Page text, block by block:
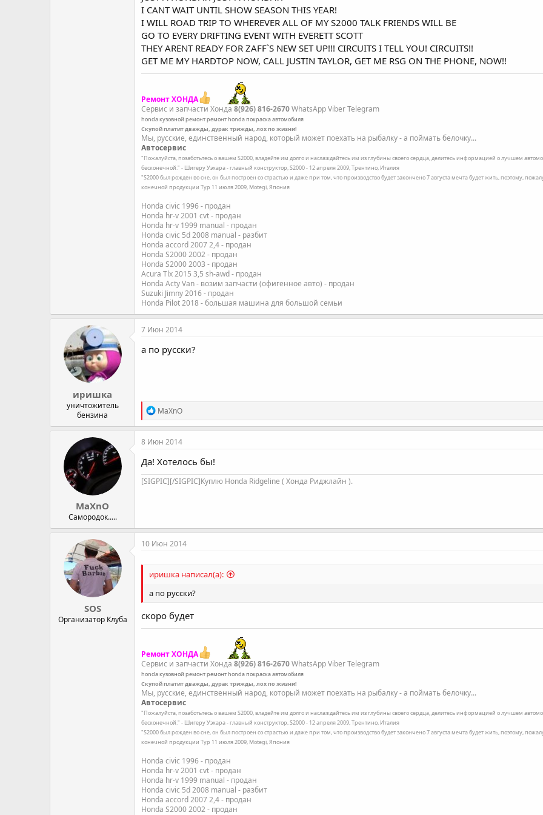
I CANT WAIT UNTIL SHOW SEASON THIS YEAR!
I WILL ROAD TRIP TO WHEREVER ALL OF MY S2000 TALK FRIENDS WILL BE
GO TO EVERY DRIFTING EVENT WITH EVERETT SCOTT
THEY ARENT READY FOR ZAFF`S NEW SET UP!!! CIRCUITS I TELL YOU! CIRCUITS!!
GET ME MY HARDTOP NOW, CALL JUSTIN TAYLOR, GET ME RSG ON THE PHONE, NOW!!
Ремонт ХОНДА
Сервис и запчасти Хонда 8(926) 816-2670WhatsApp Viber Telegram
hondaкузовной ремонтремонт hondaпокраска автомобиля
Скупой платит дважды, дурак трижды, лох по жизни!
Мы, русские, единственный народ, который может поехать на рыбалку - а поймать белочку...
Автосервис
"Пожалуйста, позаботьтесь о вашем S2000, владейте им долго и наслаждайтесь им из глубины своего сердца, делитесь информацией о лучшем
бесконечной." - Шигеру Уэхара - главный конструктор, S2000 - 12 апреля 2009, Трентино, Италия
"S2000 был рожден во сне, он был построен со страстью и даже при том, что производство будет закончено 7 августа мечта будет жить, поэтому,
конечной продукции Тур 11 июля 2009, Motegi, Япония
Honda civic 1996 - продан
Honda hr-v 2001 cvt - продан
Honda hr-v 1999 manual - продан
Honda civic 5d 2008 manual - разбит
Honda accord 2007 2,4 - продан
Honda S2000 2002 - продан
Honda S2000 2003 - продан
Acura Tlx 2015 3,5 sh-awd - продан
Honda Acty Van - возим запчасти (офигенное авто) - продан
Suzuki Jimny 2016 - продан
Honda Pilot 2018 - большая машина для большой семьи
иришка
уничтожитель
бензина
7 Июн 2014
а по русски?
R
e
a
c
i
o
n
s
MaXnO
MaXnO
Самородок.....
8 Июн 2014
Да! Хотелось бы!
[SIGPIC][/SIGPIC]Куплю Honda Ridgeline ( Хонда Риджлайн ).
SOS
Организатор Клуба
10 Июн 2014
иришка написал(а):
а по русски?
скоро будет
Ремонт ХОНДА
Сервис и запчасти Хонда 8(926) 816-2670WhatsApp Viber Telegram
hondaкузовной ремонтремонт hondaпокраска автомобиля
Скупой платит дважды, дурак трижды, лох по жизни!
Мы, русские, единственный народ, который может поехать на рыбалку - а поймать белочку...
Автосервис
"Пожалуйста, позаботьтесь о вашем S2000, владейте им долго и наслаждайтесь им из глубины своего сердца, делитесь информацией о лучшем
бесконечной." - Шигеру Уэхара - главный конструктор, S2000 - 12 апреля 2009, Трентино, Италия
"S2000 был рожден во сне, он был построен со страстью и даже при том, что производство будет закончено 7 августа мечта будет жить, поэтому,
конечной продукции Тур 11 июля 2009, Motegi, Япония
Honda civic 1996 - продан
Honda hr-v 2001 cvt - продан
Honda hr-v 1999 manual - продан
Honda civic 5d 2008 manual - разбит
Honda accord 2007 2,4 - продан
Honda S2000 2002 - продан